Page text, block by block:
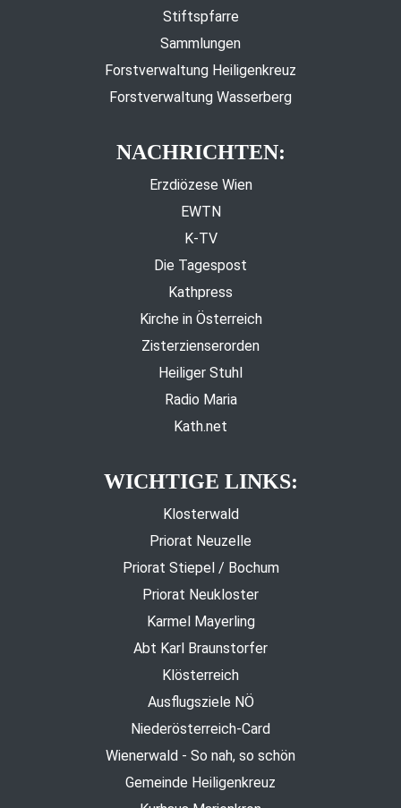
Stiftspfarre
Sammlungen
Forstverwaltung Heiligenkreuz
Forstverwaltung Wasserberg
NACHRICHTEN:
Erzdiözese Wien
EWTN
K-TV
Die Tagespost
Kathpress
Kirche in Österreich
Zisterzienserorden
Heiliger Stuhl
Radio Maria
Kath.net
WICHTIGE LINKS:
Klosterwald
Priorat Neuzelle
Priorat Stiepel / Bochum
Priorat Neukloster
Karmel Mayerling
Abt Karl Braunstorfer
Klösterreich
Ausflugsziele NÖ
Niederösterreich-Card
Wienerwald - So nah, so schön
Gemeinde Heiligenkreuz